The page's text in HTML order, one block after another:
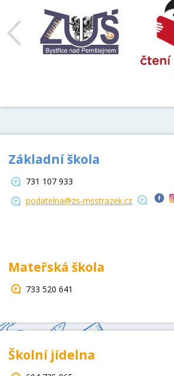
Základní škola
731 107 933
podatelna@zs-msstrazek.cz
Mateřská škola
733 520 641
Školní jídelna